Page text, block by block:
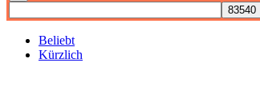
Beliebt
Kürzlich